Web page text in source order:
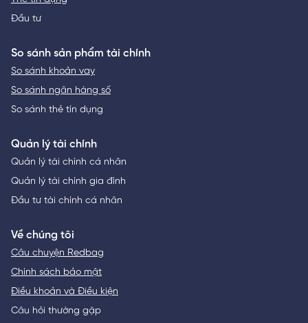
Đầu tư
So sánh sản phẩm tài chính
So sánh khoản vay
So sánh ngân hàng số
So sánh thẻ tín dụng
Quản lý tài chính
Quản lý tài chính cá nhân
Quản lý tài chính gia đình
Đầu tư tài chính cá nhân
Về chúng tôi
Câu chuyện Redbag
Chính sách bảo mật
Điều khoản và Điều kiện
Câu hỏi thường gặp